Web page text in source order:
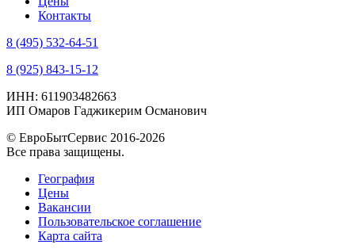
Контакты
8 (495) 532-64-51
8 (925) 843-15-12
ИНН: 611903482663
ИП Омаров Гаджикерим Османович
© ЕвроБытСервис 2016-2026
Все права защищены.
География
Цены
Вакансии
Пользовательское соглашение
Карта сайта